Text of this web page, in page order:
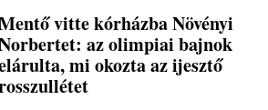
vitte kórházba Növényi
az olimpiai bajnok
mi okozta az ijesztő